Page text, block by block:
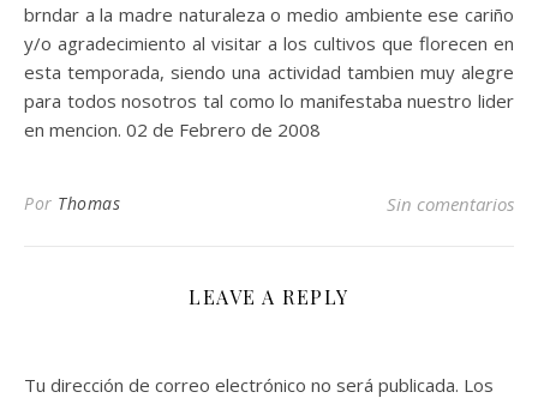
brndar a la madre naturaleza o medio ambiente ese cariño
y/o agradecimiento al visitar a los cultivos que florecen en
esta temporada, siendo una actividad tambien muy alegre
para todos nosotros tal como lo manifestaba nuestro lider
en mencion. 02 de Febrero de 2008
Por Thomas Sin comentarios
LEAVE A REPLY
Tu dirección de correo electrónico no será publicada. Los